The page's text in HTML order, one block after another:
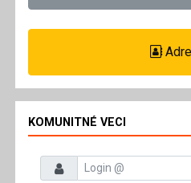
KOMUNITNÉ VECI
Prihlasovacie meno